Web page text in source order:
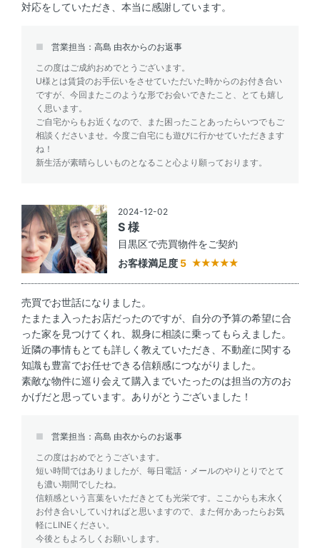
対応をしていただき、本当に感謝しています。
営業担当：高島 由衣からのお返事
この度はご成約おめでとうございます。
U様とは賃貸のお手伝いをさせていただいた時からのお付き合い
ですが、今回またこのような形でお会いできたこと、とても嬉し
く思います。
ご自宅からもお近くなので、また困ったことあったらいつでもご
相談くださいませ。今度ご自宅にも遊びに行かせていただきます
ね！
新生活が素晴らしいものとなること心より願っております。
2024-12-02
S 様
目黒区で売買物件をご契約
お客様満足度 5
売買でお世話になりました。
たまたま入ったお店だったのですが、自分の予算の希望に合
った家を見つけてくれ、親身に相談に乗ってもらえました。
近隣の事情もとても詳しく教えていただき、不動産に関する
知識も豊富でお任せできる信頼感につながりました。
素敵な物件に巡り会えて購入までいたったのは担当の方のお
かげだと思っています。ありがとうございました！
営業担当：高島 由衣からのお返事
この度はおめでとうございます。
短い時間ではありましたが、毎日電話・メールのやりとりでとて
も濃い期間でしたね。
信頼感という言葉をいただきとても光栄です。ここからも末永く
お付き合いしていければと思いますので、また何かあったらお気
軽にLINEください。
今後ともよろしくお願いします。